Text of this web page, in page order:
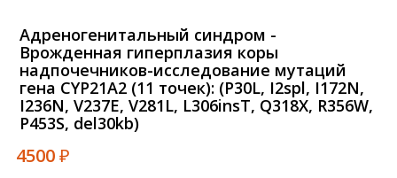
Получить результат
Пациентам
О компании
Где сдать
Адреногенитальный синдром -
Врожденная гиперплазия коры
надпочечников-исследование мутаций
гена CYP21A2 (11 точек): (P30L, I2spl, I172N,
I236N, V237E, V281L, L306insT, Q318X, R356W,
P453S, del30kb)
4500₽